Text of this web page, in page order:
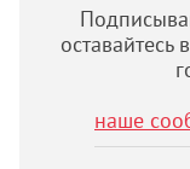
оставайтесь
наше